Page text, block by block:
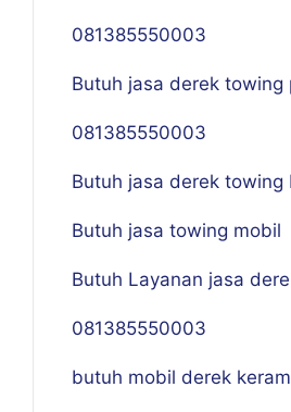
081385550003
Butuh jasa derek towing
081385550003
Butuh jasa derek towing
Butuh jasa towing mobil
Butuh Layanan jasa
081385550003
butuh mobil derek